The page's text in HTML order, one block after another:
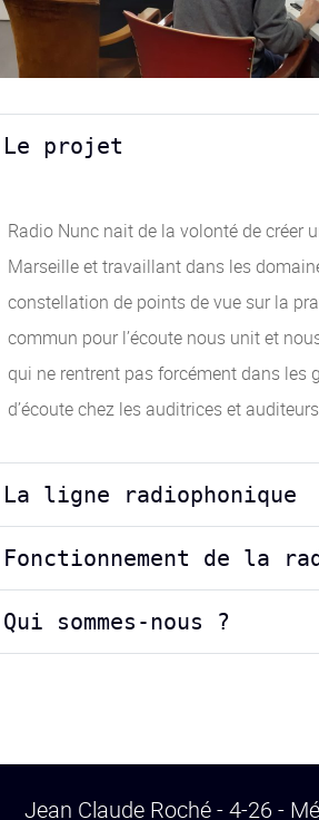
Le projet
Radio Nunc nait de la volonté de créer
Marseille et travaillant dans les
constellation de points de vue sur la
commun pour l’écoute nous unit et
qui ne rentrent pas forcément dans
d’écoute chez les auditrices et
La ligne radiophonique
Fonctionnement de la
Qui sommes-nous ?
Jean Claude Roché - 4-26 -